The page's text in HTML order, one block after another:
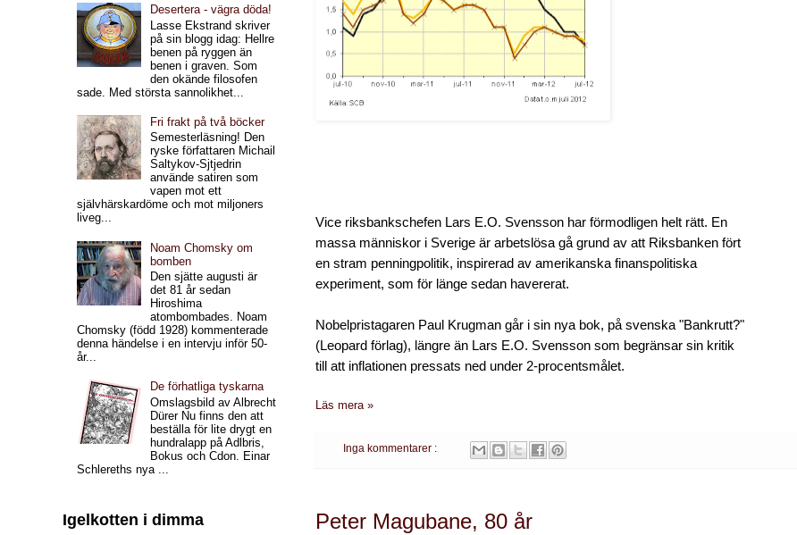
Vice riksbankschefen Lars E.O. Svensson har förmodligen helt rätt. En
massa människor i Sverige är arbetslösa gå grund av att Riksbanken fört
en stram penningpolitik, inspirerad av amerikanska finanspolitiska
experiment, som för länge sedan havererat.
Nobelpristagaren Paul Krugman går i sin nya bok, på svenska "Bankrutt?"
(Leopard förlag), längre än Lars E.O. Svensson som begränsar sin kritik
till att inflationen pressats ned under 2-procentsmålet.
Läs mera »
Inga kommentarer :
Peter Magubane, 80 år
Desertera - vägra döda!
Lasse Ekstrand skriver
på sin blogg idag: Hellre
benen på ryggen än
benen i graven. Som
den okände filosofen
sade. Med största sannolikhet...
Fri frakt på två böcker
Semesterläsning! Den
ryske författaren Michail
Saltykov-Sjtjedrin
använde satiren som
vapen mot ett
självhärskardöme och mot miljoners
liveg...
Noam Chomsky om
bomben
Den sjätte augusti är
det 81 år sedan
Hiroshima
atombombades. Noam
Chomsky (född 1928) kommenterade
denna händelse i en intervju inför 50-
år...
De förhatliga tyskarna
Omslagsbild av Albrecht
Dürer Nu finns den att
beställa för lite drygt en
hundralapp på Adlbris,
Bokus och Cdon. Einar
Schlereths nya ...
Igelkotten i dimma